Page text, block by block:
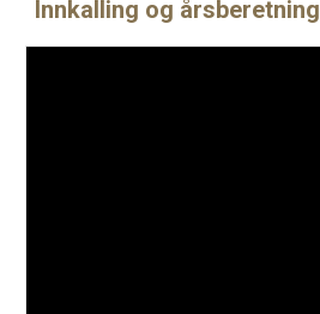
Innkalling og årsberetning